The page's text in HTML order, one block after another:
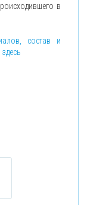
в
состав и